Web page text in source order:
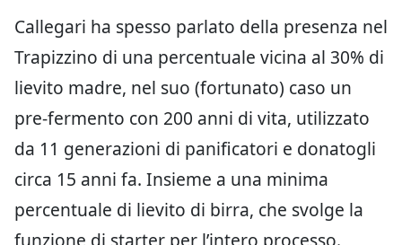
Callegari ha spesso parlato della presenza nel
Trapizzino di una percentuale vicina al 30% di
lievito madre, nel suo (fortunato) caso un
pre-fermento con 200 anni di vita, utilizzato
da 11 generazioni di panificatori e donatogli
circa 15 anni fa. Insieme a una minima
percentuale di lievito di birra, che svolge la